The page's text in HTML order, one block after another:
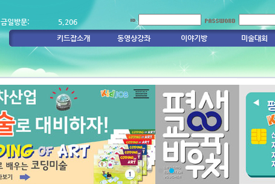
금일방문:
5,206
키드잡소개
동영상강좌 이야기방 미술대회